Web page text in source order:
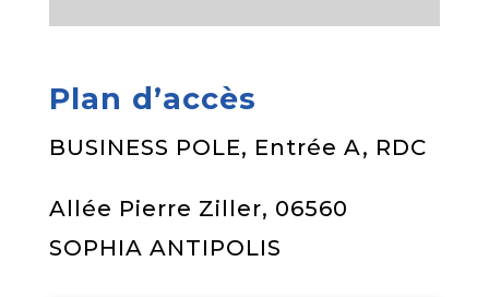
Plan d’accès
BUSINESS POLE, Entrée A, RDC
Allée Pierre Ziller, 06560
SOPHIA ANTIPOLIS